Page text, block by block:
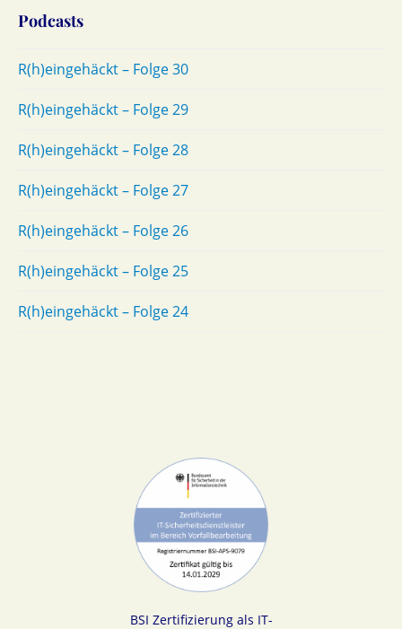
Podcasts
R(h)eingehäckt – Folge 30
R(h)eingehäckt – Folge 29
R(h)eingehäckt – Folge 28
R(h)eingehäckt – Folge 27
R(h)eingehäckt – Folge 26
R(h)eingehäckt – Folge 25
R(h)eingehäckt – Folge 24
BSI Zertifizierung als IT-